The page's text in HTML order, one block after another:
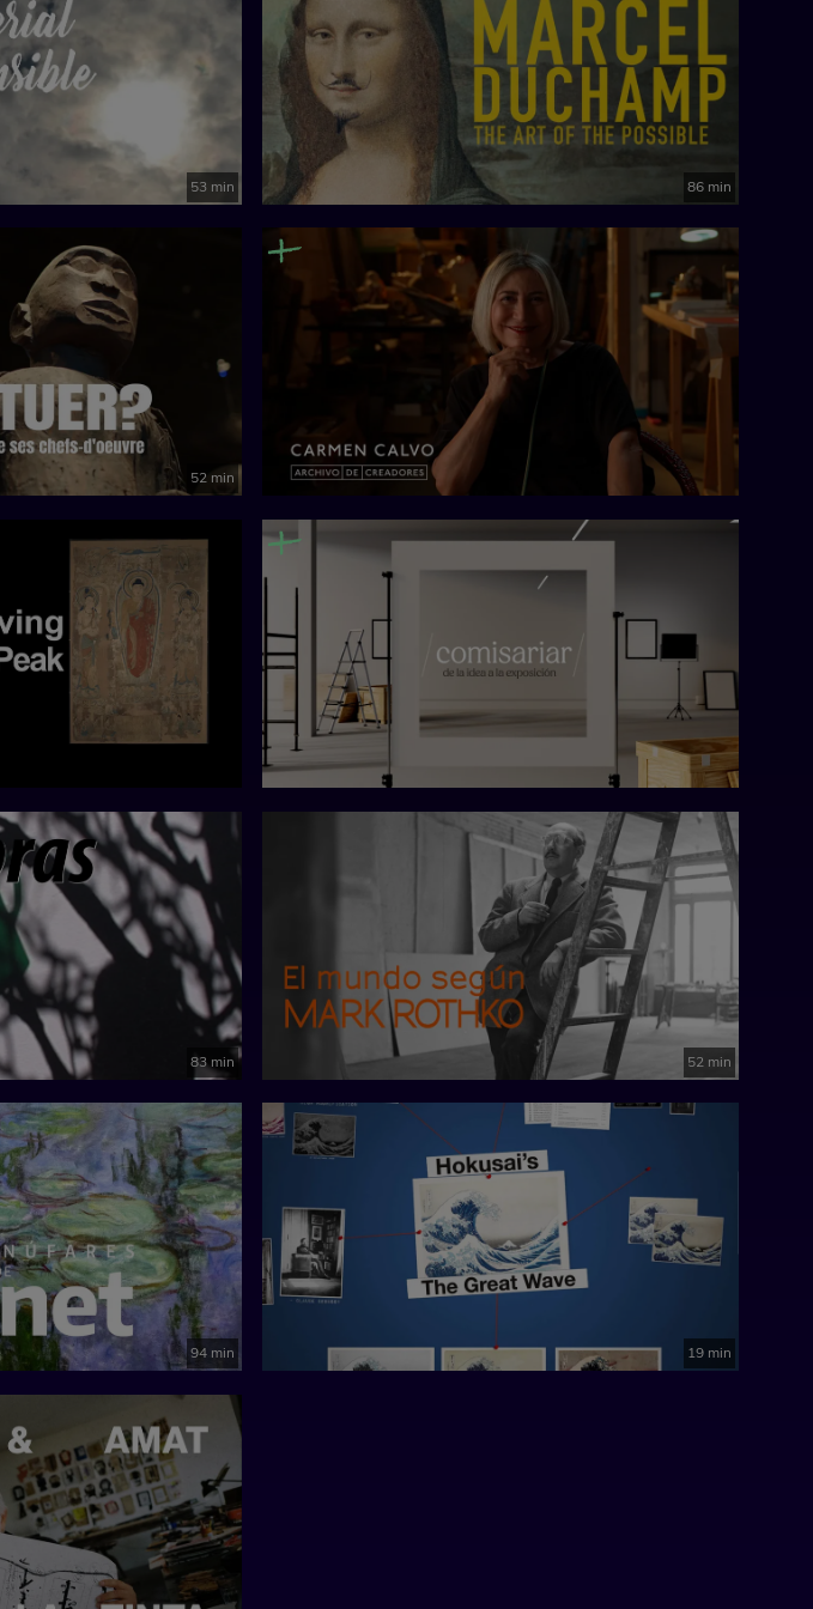
53 min 86 min
52 min
83 min 52 min
94 min 19 min